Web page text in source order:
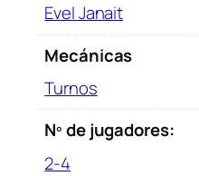
n
Evel Janait
Mecánicas
Turnos
Nº de jugadores:
2-4